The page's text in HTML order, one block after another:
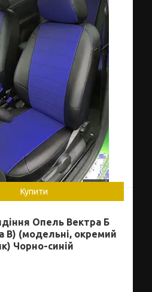
Купити
Опель Вектра Б
B) (модельні, окремий
Чорно-синій